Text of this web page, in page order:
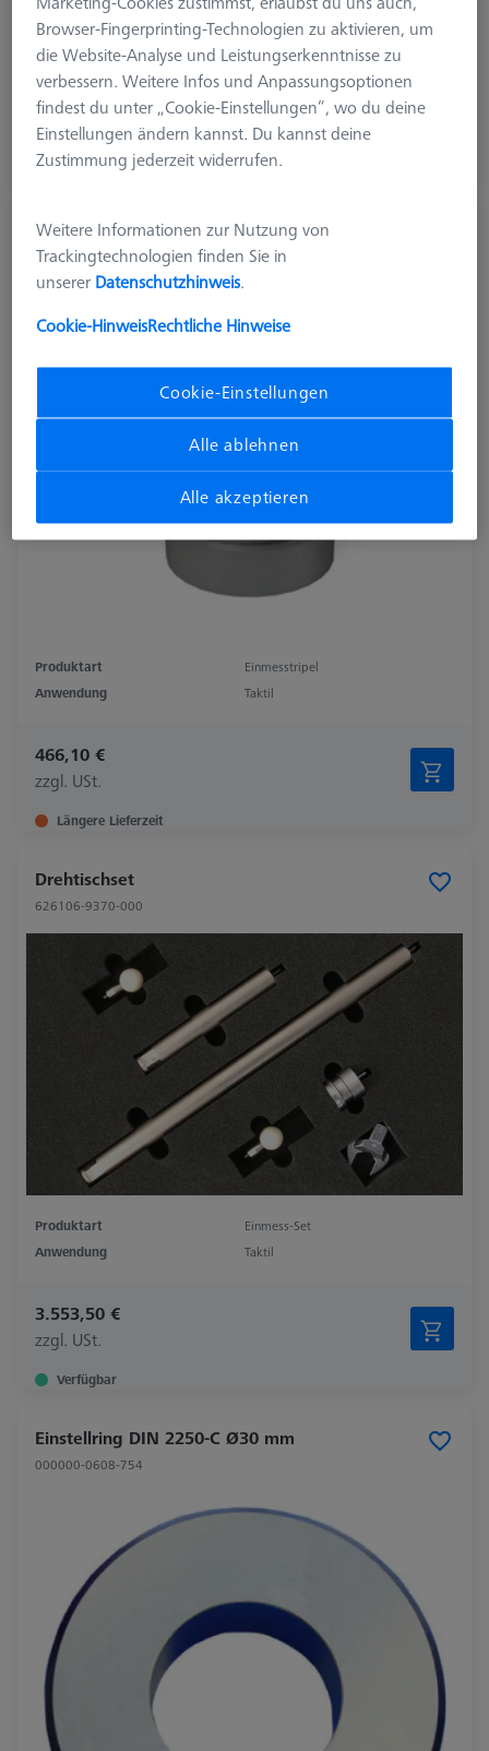
638,20 €
zzgl. USt.
Verfügbar
Einmesstripel mit 3 Walzen
632001-8070-000
Produktart
Einmesstripel
Anwendung
Taktil
466,10 €
zzgl. USt.
Längere Lieferzeit
Drehtischset
626106-9370-000
Produktart
Einmess-Set
Anwendung
Taktil
3.553,50 €
zzgl. USt.
Verfügbar
Einstellring DIN 2250-C Ø30 mm
000000-0608-754
Browser-Fingerprinting-Technologien zu aktivieren, um
die Website-Analyse und Leistungserkenntnisse zu
verbessern. Weitere Infos und Anpassungsoptionen
findest du unter „Cookie-Einstellungen“, wo du deine
Einstellungen ändern kannst. Du kannst deine
Zustimmung jederzeit widerrufen.
Weitere Informationen zur Nutzung von
Trackingtechnologien finden Sie in
unserer Datenschutzhinweis.
Cookie-HinweisRechtliche Hinweise
Cookie-Einstellungen
Alle ablehnen
Alle akzeptieren